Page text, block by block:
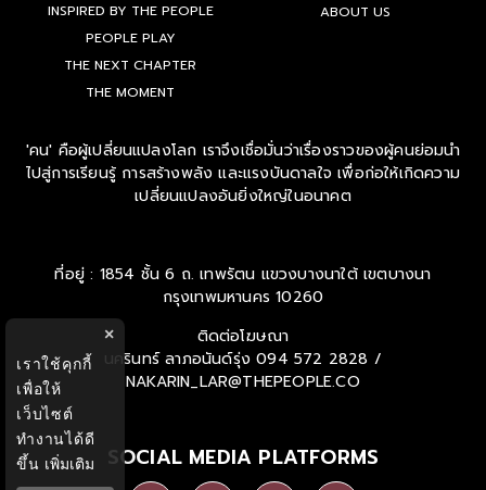
INSPIRED BY THE PEOPLE
PEOPLE PLAY
THE NEXT CHAPTER
THE MOMENT
ABOUT US
'คน' คือผู้เปลี่ยนแปลงโลก เราจึงเชื่อมั่นว่าเรื่องราวของผู้คนย่อมนำ
ไปสู่การเรียนรู้ การสร้างพลัง และแรงบันดาลใจ เพื่อก่อให้เกิดความ
เปลี่ยนแปลงอันยิ่งใหญ่ในอนาคต
ที่อยู่ : 1854 ชั้น 6 ถ. เทพรัตน แขวงบางนาใต้ เขตบางนา
กรุงเทพมหานคร 10260
ติดต่อโฆษณา
นครินทร์ ลาภอนันด์รุ่ง 094 572 2828 /
NAKARIN_LAR@THEPEOPLE.CO
SOCIAL MEDIA PLATFORMS
×
เราใช้คุกกี้
เพื่อให้
เว็บไซต์
ทำงานได้ดี
ขึ้น เพิ่มเติม